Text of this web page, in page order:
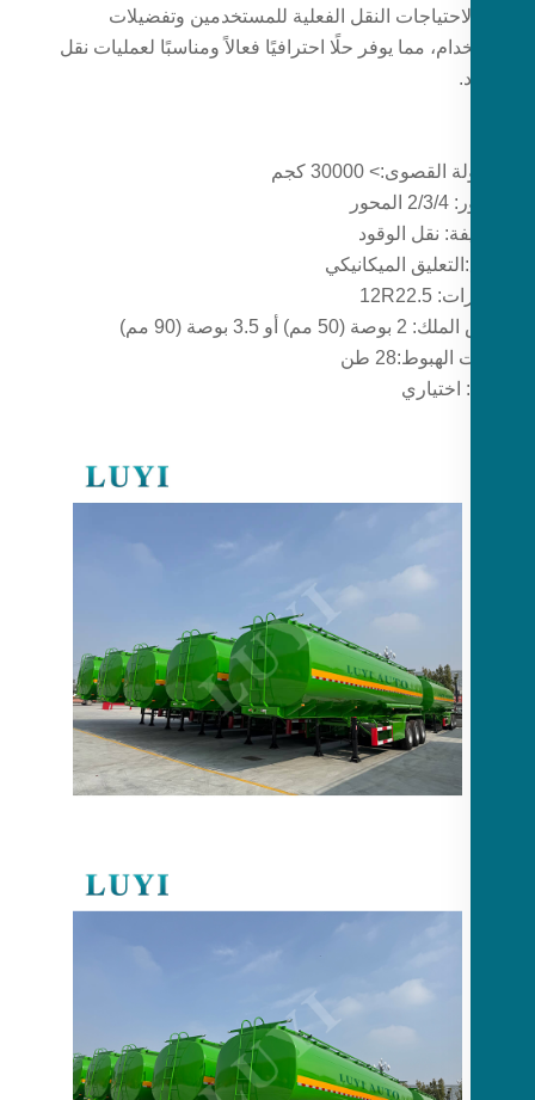
النقل الفعلية للمستخدمين وتفضيلات
مما يوفر حلًا احترافيًا فعالاً ومناسبًا لعمليات نقل
القصوى:> 30000 كجم
نقل الوقود
التعليق الميكانيكي
الهبوط:28 طن
اختياري